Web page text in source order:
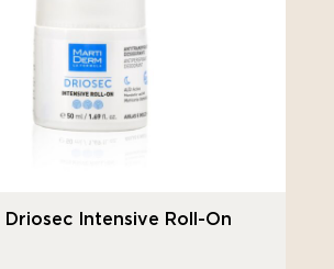
Intensive Roll-On